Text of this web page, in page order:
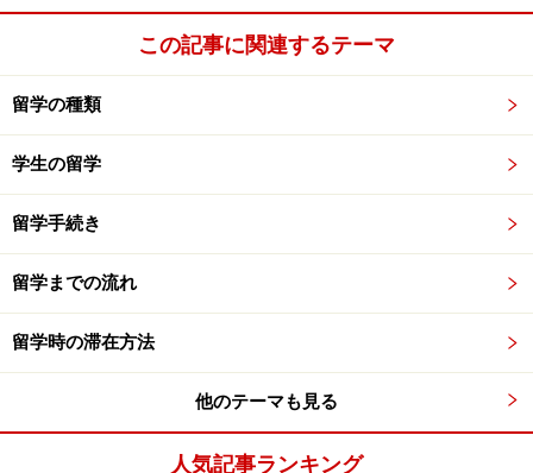
この記事に関連するテーマ
留学の種類
学生の留学
留学手続き
留学までの流れ
留学時の滞在方法
他のテーマも見る
人気記事ランキング